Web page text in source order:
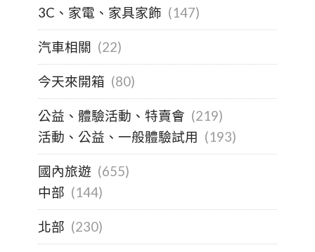
3C、家電、家具家飾 (147)
汽車相關 (22)
今天來開箱 (80)
公益、體驗活動、特賣會 (219)
活動、公益、一般體驗試用 (193)
國內旅遊 (655)
中部 (144)
北部 (230)